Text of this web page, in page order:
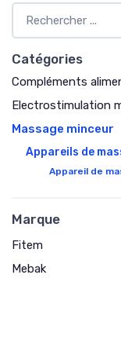
Catégories
Compléments
Electrostimulation
Massage minceur
Appareils de
Appareil de
Marque
Fitem
Mebak